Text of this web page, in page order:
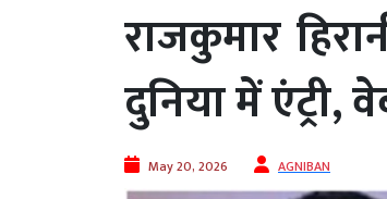
राजकुमार
दुनिया में
May 20, 2026 AGNIBAN